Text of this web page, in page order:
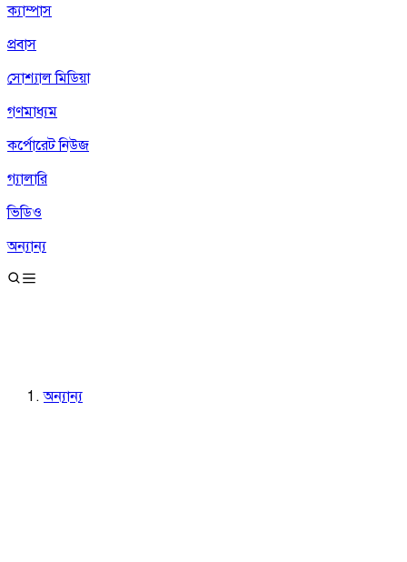
ক্যাম্পাস
প্রবাস
সোশ্যাল মিডিয়া
গণমাধ্যম
কর্পোরেট নিউজ
গ্যালারি
ভিডিও
অন্যান্য
অন্যান্য